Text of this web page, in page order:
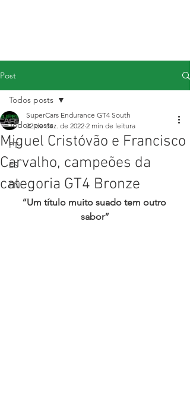
Post
Todos posts
PT
ES
EN
Todos posts
Miguel Cristóvão e Francisco
Carvalho, campeões da
categoria GT4 Bronze
SuperCars Endurance GT4 South
22 de dez. de 2022 2 min de leitura
“Um título muito suado tem outro
sabor”